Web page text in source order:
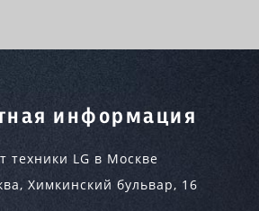
информация
техники LG в Москве
, Химкинский бульвар, 16